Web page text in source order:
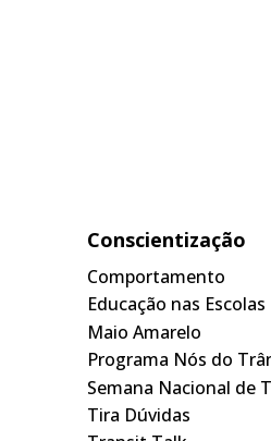
Conscientização
Comportamento
Educação nas Escolas
Maio Amarelo
Programa Nós do
Semana Nacional de
Tira Dúvidas